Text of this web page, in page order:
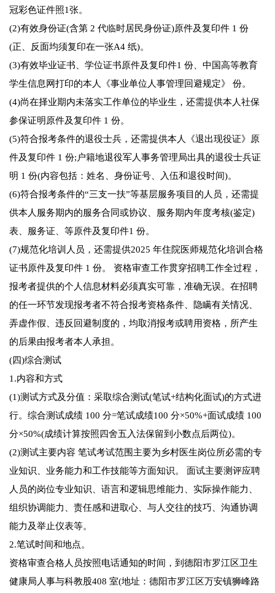
冠彩色证件照1张。
(2)有效身份证(含第 2 代临时居民身份证)原件及复印件 1 份
(正、反面均须复印在一张A4 纸)。
(3)有效毕业证书、学位证书原件及复印件1 份、中国高等教育
学生信息网打印的本人《事业单位人事管理回避规定》 份。
(4)尚在择业期内未落实工作单位的毕业生，还需提供本人社保
参保证明原件及复印件 1 份。
(5)符合报考条件的退役士兵，还需提供本人《退出现役证》原
件及复印件 1 份;户籍地退役军人事务管理局出具的退役士兵证
明 1 份(内容包括：姓名、身份证号、入伍和退役时间)。
(6)符合报考条件的“三支一扶”等基层服务项目的人员，还需提
供本人服务期内的服务合同或协议、服务期内年度考核(鉴定)
表、服务证、等原件及复印件1 份。
(7)规范化培训人员，还需提供2025 年住院医师规范化培训合格
证书原件及复印件 1 份。 资格审查工作贯穿招聘工作全过程，
报考者提供的个人信息材料必须真实可靠，准确无误。在招聘
的任一环节发现报考者不符合报考资格条件、隐瞒有关情况、
弄虚作假、违反回避制度的，均取消报考或聘用资格，所产生
的后果由报考者本人承担。
(四)综合测试
1.内容和方式
(1)测试方式及分值：采取综合测试(笔试+结构化面试)的方式进
行。综合测试成绩 100 分=笔试成绩100 分×50%+面试成绩 100
分×50%(成绩计算按照四舍五入法保留到小数点后两位)。
(2)测试主要内容 笔试考试范围主要为乡村医生岗位所必需的专
业知识、业务能力和工作技能等方面知识。 面试主要测评应聘
人员的岗位专业知识、语言和逻辑思维能力、实际操作能力、
组织协调能力、责任感和进取心、与人交往的技巧、沟通协调
能力及举止仪表等。
2.笔试时间和地点。
资格审查合格人员按照电话通知的时间，到德阳市罗江区卫生
健康局人事与科教股408 室(地址：德阳市罗江区万安镇狮峰路